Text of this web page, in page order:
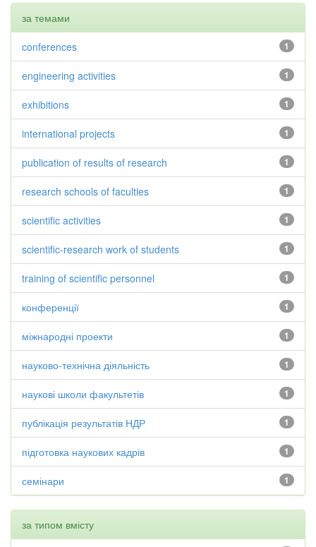
за темами
1
conferences
1
engineering activities
1
exhibitions
1
international projects
1
publication of results of research
1
research schools of faculties
1
scientific activities
1
scientific-research work of students
1
training of scientific personnel
1
конференції
1
міжнародні проекти
1
науково-технічна діяльність
1
наукові школи факультетів
1
публікація результатів НДР
1
підготовка наукових кадрів
1
семінари
за типом вмісту